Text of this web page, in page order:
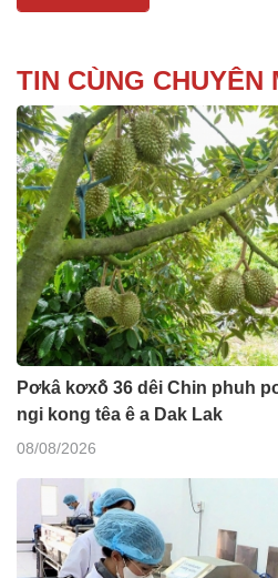
TIN CÙNG CHUYÊN
Pơkâ kơxô̆ 36 dêi Chin phuh
ngi kong têa ê a Dak Lak
08/08/2026